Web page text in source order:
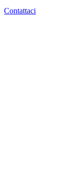
Contattaci